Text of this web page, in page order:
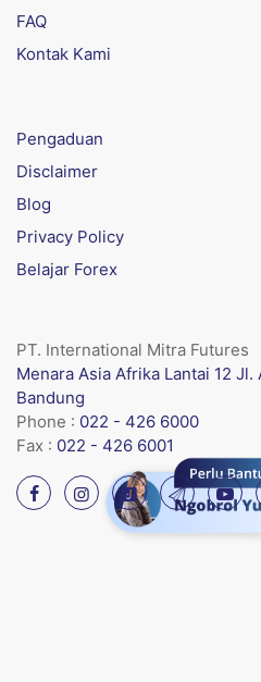
FAQ
Kontak Kami
Pengaduan
Disclaimer
Blog
Privacy Policy
Belajar Forex
PT. International Mitra Futures
Menara Asia Afrika Lantai 12
Bandung
Phone : 022 - 426 6000
Fax : 022 - 426 6001